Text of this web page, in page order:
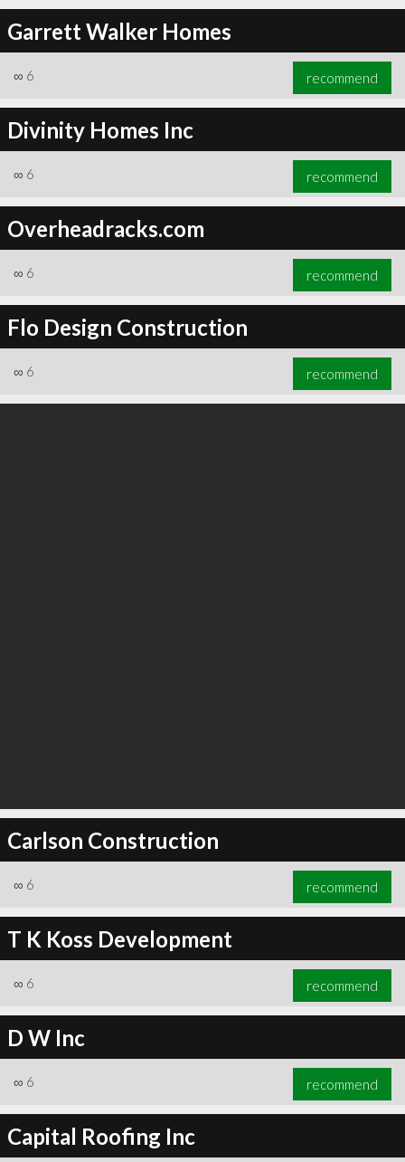
Garrett Walker Homes
∞ 6 recommend
Divinity Homes Inc
∞ 6 recommend
Overheadracks.com
∞ 6 recommend
Flo Design Construction
∞ 6 recommend
Carlson Construction
∞ 6 recommend
T K Koss Development
∞ 6 recommend
D W Inc
∞ 6 recommend
Capital Roofing Inc